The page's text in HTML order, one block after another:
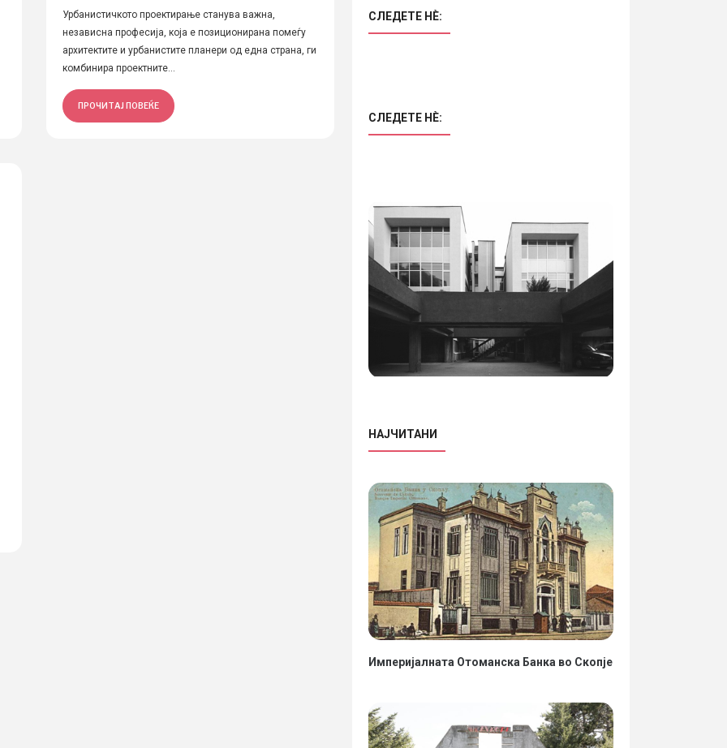
Урбанистичкото проектирање станува важна,
независна професија, која е позиционирана помеѓу
архитектите и урбанистите планери од една страна, ги
комбинира проектните...
ПРОЧИТАЈ ПОВЕЌЕ
СЛЕДЕТЕ НÈ:
СЛЕДЕТЕ НÈ:
НАЈЧИТАНИ
Империјалната Отоманска Банка во Скопје